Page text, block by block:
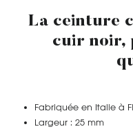
La ceinture
cuir noir,
Fabriquée en Italie à
Largeur : 25 mm